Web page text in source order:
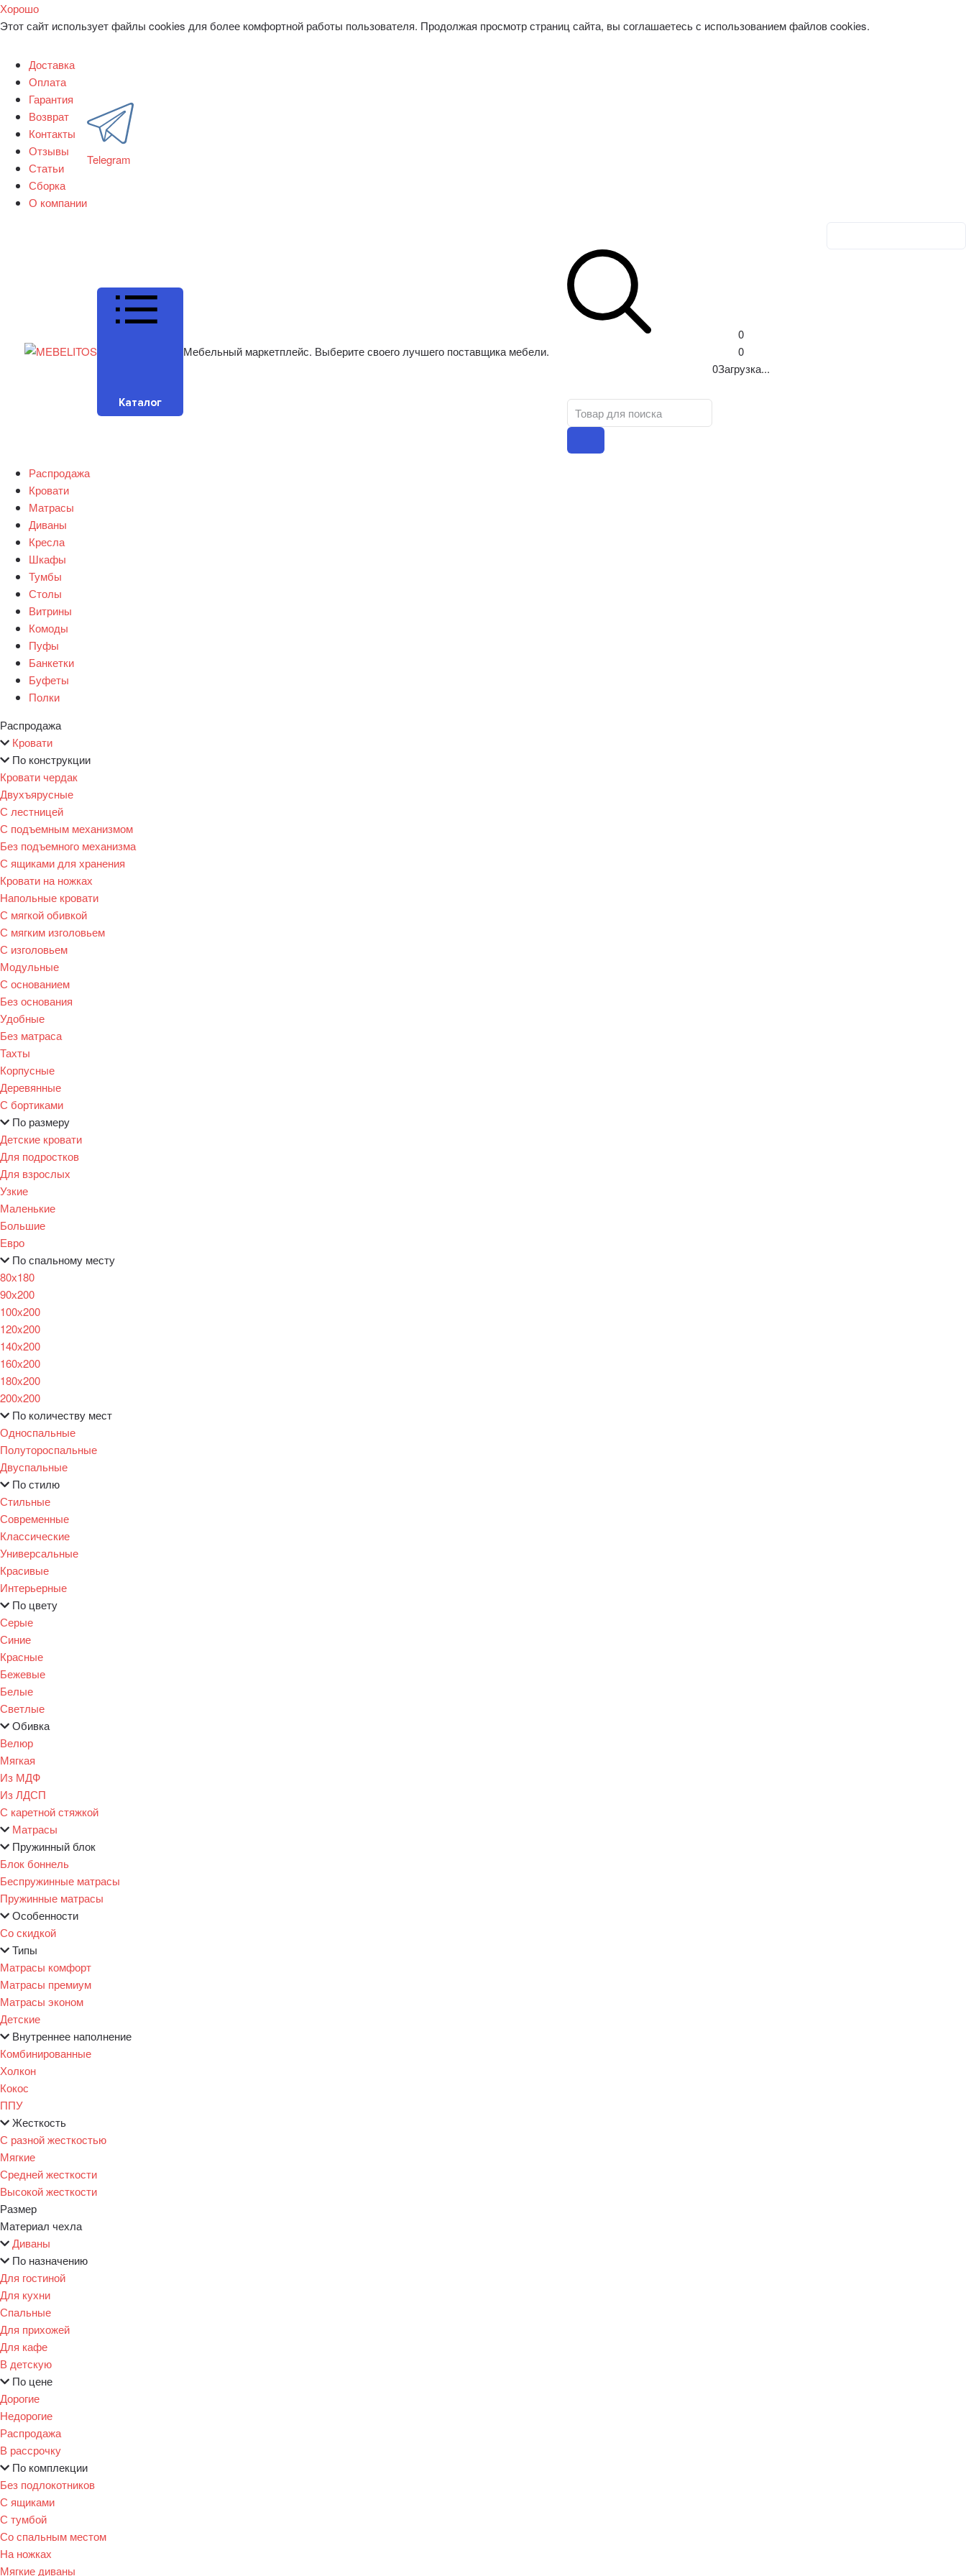
Хорошо
Этот сайт использует файлы cookies для более комфортной работы пользователя. Продолжая просмотр страниц сайта, вы соглашаетесь с использованием файлов cookies.
Доставка
Оплата
Гарантия
Возврат
Контакты
Отзывы
Статьи
Сборка
О компании
Telegram
Каталог
Мебельный маркетплейс. Выберите своего лучшего поставщика мебели.
0
0
0Загрузка...
Распродажа
Кровати
Матрасы
Диваны
Кресла
Шкафы
Тумбы
Столы
Витрины
Комоды
Пуфы
Банкетки
Буфеты
Полки
Распродажа
Кровати
По конструкции
Кровати чердак
Двухъярусные
С лестницей
С подъемным механизмом
Без подъемного механизма
С ящиками для хранения
Кровати на ножках
Напольные кровати
С мягкой обивкой
С мягким изголовьем
С изголовьем
Модульные
С основанием
Без основания
Удобные
Без матраса
Тахты
Корпусные
Деревянные
С бортиками
По размеру
Детские кровати
Для подростков
Для взрослых
Узкие
Маленькие
Большие
Евро
По спальному месту
80х180
90х200
100х200
120x200
140х200
160х200
180х200
200х200
По количеству мест
Односпальные
Полутороспальные
Двуспальные
По стилю
Стильные
Современные
Классические
Универсальные
Красивые
Интерьерные
По цвету
Серые
Синие
Красные
Бежевые
Белые
Светлые
Обивка
Велюр
Мягкая
Из МДФ
Из ЛДСП
С каретной стяжкой
Матрасы
Пружинный блок
Блок боннель
Беспружинные матрасы
Пружинные матрасы
Особенности
Со скидкой
Типы
Матрасы комфорт
Матрасы премиум
Матрасы эконом
Детские
Внутреннее наполнение
Комбинированные
Холкон
Кокос
ППУ
Жесткость
С разной жесткостью
Мягкие
Средней жесткости
Высокой жесткости
Размер
Материал чехла
Диваны
По назначению
Для гостиной
Для кухни
Спальные
Для прихожей
Для кафе
В детскую
По цене
Дорогие
Недорогие
Распродажа
В рассрочку
По комплекции
Без подлокотников
С ящиками
С тумбой
Со спальным местом
На ножках
Мягкие диваны